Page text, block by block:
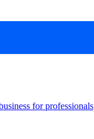
for professionals